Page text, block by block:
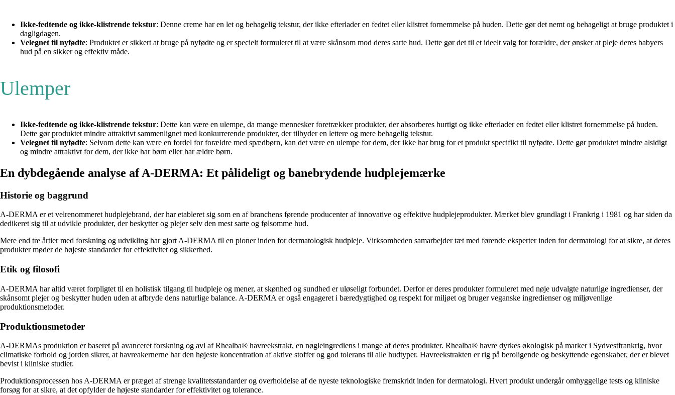
Ikke-fedtende og ikke-klistrende tekstur: Denne creme har en let og behagelig tekstur, der ikke efterlader en fedtet eller klistret fornemmelse på huden. Dette gør det nemt og behageligt at bruge produktet i
dagligdagen.
Velegnet til nyfødte: Produktet er sikkert at bruge på nyfødte og er specielt formuleret til at være skånsom mod deres sarte hud. Dette gør det til et ideelt valg for forældre, der ønsker at pleje deres babyers
hud på en sikker og effektiv måde.
Ulemper
Ikke-fedtende og ikke-klistrende tekstur: Dette kan være en ulempe, da mange mennesker foretrækker produkter, der absorberes hurtigt og ikke efterlader en fedtet eller klistret fornemmelse på huden.
Dette gør produktet mindre attraktivt sammenlignet med konkurrerende produkter, der tilbyder en lettere og mere behagelig tekstur.
Velegnet til nyfødte: Selvom dette kan være en fordel for forældre med spædbørn, kan det være en ulempe for dem, der ikke har brug for et produkt specifikt til nyfødte. Dette gør produktet mindre alsidigt
og mindre attraktivt for dem, der ikke har børn eller har ældre børn.
En dybdegående analyse af A-DERMA: Et pålideligt og banebrydende hudplejemærke
Historie og baggrund
A-DERMA er et velrenommeret hudplejebrand, der har etableret sig som en af ​​branchens førende producenter af innovative og effektive hudplejeprodukter. Mærket blev grundlagt i Frankrig i 1981 og har siden da
dedikeret sig til at udvikle produkter, der beskytter og plejer selv den mest sarte og følsomme hud.
Mere end tre årtier med forskning og udvikling har gjort A-DERMA til en pioner inden for dermatologisk hudpleje. Virksomheden samarbejder tæt med førende eksperter inden for dermatologi for at sikre, at deres
produkter møder de højeste standarder for effektivitet og sikkerhed.
Etik og filosofi
A-DERMA har altid været forpligtet til en holistisk tilgang til hudpleje og mener, at skønhed og sundhed er uløseligt forbundet. Derfor er deres produkter formuleret med nøje udvalgte naturlige ingredienser, der
skånsomt plejer og beskytter huden uden at afbryde dens naturlige balance. A-DERMA er også engageret i bæredygtighed og respekt for miljøet og bruger veganske ingredienser og miljøvenlige
produktionsmetoder.
Produktionsmetoder
A-DERMAs produktion er baseret på avanceret forskning og avl af Rhealba® havreekstrakt, en nøgleingrediens i mange af deres produkter. Rhealba® havre dyrkes økologisk på marker i Sydvestfrankrig, hvor
climatiske forhold og jorden sikrer, at havreakernerne har den højeste koncentration af aktive stoffer og god tolerans til alle hudtyper. Havreekstrakten er rig på beroligende og beskyttende egenskaber, der er blevet
bevist i kliniske studier.
Produktionsprocessen hos A-DERMA er præget af strenge kvalitetsstandarder og overholdelse af de nyeste teknologiske fremskridt inden for dermatologi. Hvert produkt undergår omhyggelige tests og kliniske
forsøg for at sikre, at det opfylder de højeste standarder for effektivitet og tolerance.